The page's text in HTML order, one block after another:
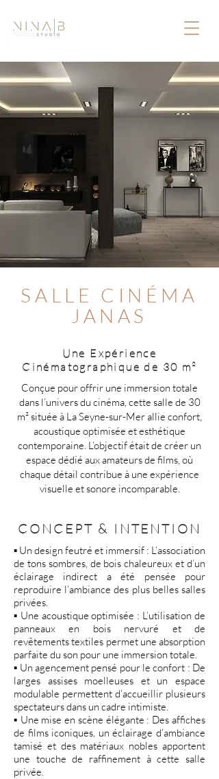
SALLE CINÉMA
JANAS
Une Expérience
Cinématographique de 30 m²
Conçue pour offrir une immersion totale
dans l’univers du cinéma, cette salle de 30
m² située à La Seyne-sur-Mer allie confort,
acoustique optimisée et esthétique
contemporaine. L’objectif était de créer un
espace dédié aux amateurs de films, où
chaque détail contribue à une expérience
visuelle et sonore incomparable.
CONCEPT & INTENTION
▪️ Un design feutré et immersif : L’association
de tons sombres, de bois chaleureux et d’un
éclairage indirect a été pensée pour
reproduire l’ambiance des plus belles salles
privées.
▪️ Une acoustique optimisée : L’utilisation de
panneaux en bois nervuré et de
revêtements textiles permet une absorption
parfaite du son pour une immersion totale.
▪️ Un agencement pensé pour le confort : De
larges assises moelleuses et un espace
modulable permettent d’accueillir plusieurs
spectateurs dans un cadre intimiste.
▪️ Une mise en scène élégante : Des affiches
de films iconiques, un éclairage d’ambiance
tamisé et des matériaux nobles apportent
une touche de raffinement à cette salle
privée.